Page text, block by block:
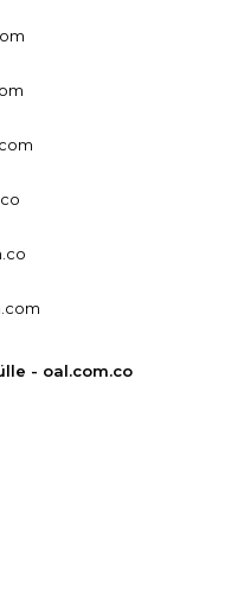
- oal.com.co